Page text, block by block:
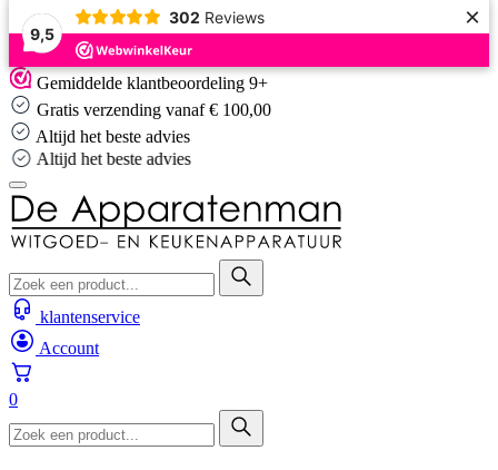
9,5
302 Reviews ×
Skip
to
content
Gemiddelde klantbeoordeling 9+
Gratis verzending vanaf € 100,00
Altijd het beste advies
Altijd het beste advies
klantenservice
Account
0